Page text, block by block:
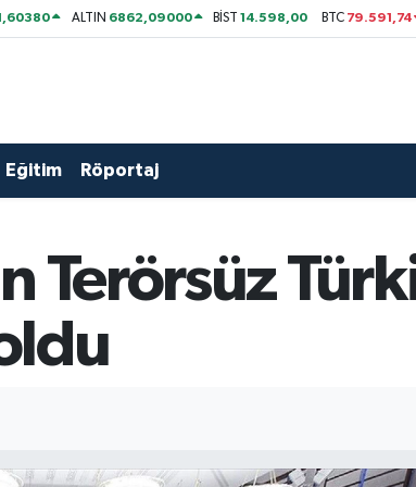
ALTIN 6862,09000 BİST14.598,00 BTC 79.591,74
Eğitim Röportaj
Terörsüz